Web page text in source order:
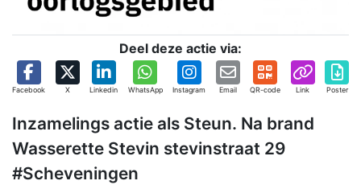
Deel deze actie via:
Facebook X Linkedin WhatsApp Instagram Email QR-code Link Poster
Inzamelings actie als Steun. Na brand
Wasserette Stevin stevinstraat 29
#Scheveningen